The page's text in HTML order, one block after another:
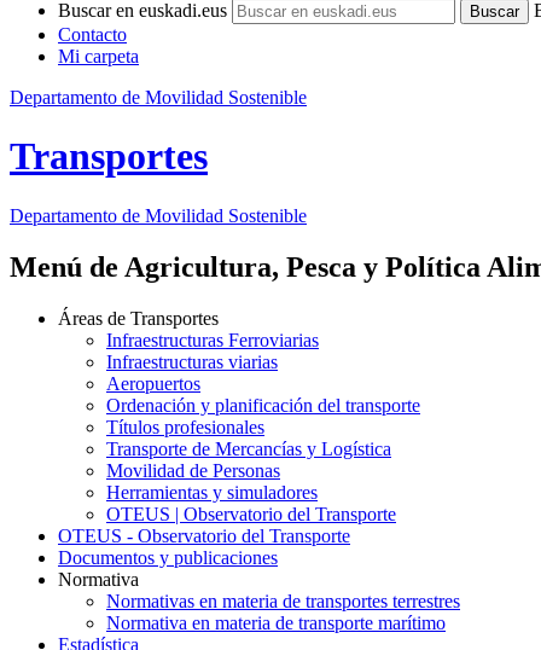
Buscar en euskadi.eus
Contacto
Mi carpeta
Departamento de Movilidad Sostenible
Transportes
Departamento de Movilidad Sostenible
Menú de Agricultura, Pesca y Política
Áreas de Transportes
Infraestructuras Ferroviarias
Infraestructuras viarias
Aeropuertos
Ordenación y planificación del transporte
Títulos profesionales
Transporte de Mercancías y Logística
Movilidad de Personas
Herramientas y simuladores
OTEUS | Observatorio del Transporte
OTEUS - Observatorio del Transporte
Documentos y publicaciones
Normativa
Normativas en materia de transportes terrestres
Normativa en materia de transporte marítimo
Estadística